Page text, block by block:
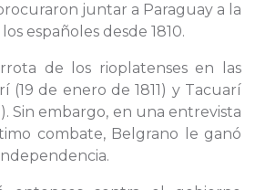
juntar a Paraguay a la
españoles desde 1810.
de los rioplatenses en las
(19 de enero de 1811) y Tacuarí
Sin embargo, en una entrevista
combate, Belgrano le ganó